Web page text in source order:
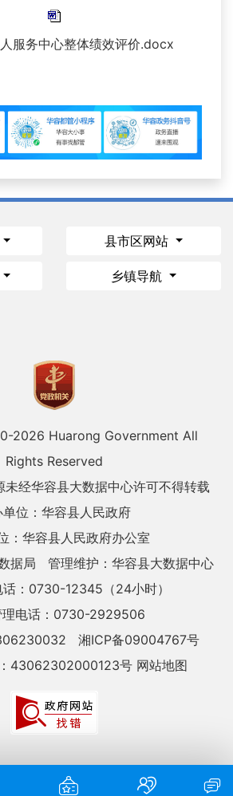
服务中心整体绩效评价.docx
县市区网站
乡镇导航
2026 Huarong Government All
Rights Reserved
未经华容县大数据中心许可不得转载
单位：华容县人民政府
：华容县人民政府办公室
据局
管理维护：华容县大数据中心
：0730-12345（24小时）
理电话：0730-2929506
湘ICP备09004767号
43062302000123号 网站地图